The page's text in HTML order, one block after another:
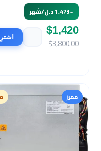
~1,473 د.ل/شهر
$1,420
$3,800.00
مميز